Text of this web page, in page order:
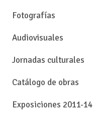
Fotografías
Audiovisuales
Jornadas culturales
Catálogo de obras
Exposiciones 2011-14